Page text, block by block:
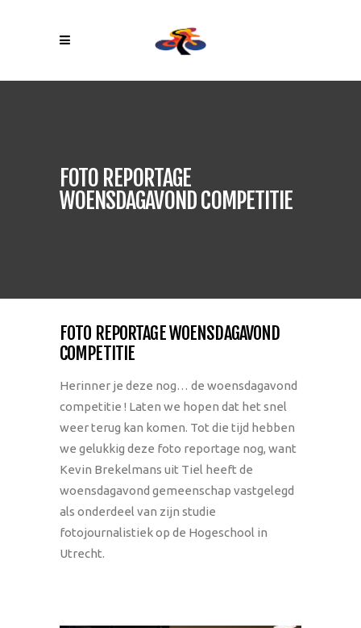
FOTO REPORTAGE
WOENSDAGAVOND COMPETITIE
FOTO REPORTAGE WOENSDAGAVOND
COMPETITIE
Herinner je deze nog… de woensdagavond
competitie ! Laten we hopen dat het snel
weer terug kan komen. Tot die tijd hebben
we gelukkig deze foto reportage nog, want
Kevin Brekelmans uit Tiel heeft de
woensdagavond gemeenschap vastgelegd
als onderdeel van zijn studie
fotojournalistiek op de Hogeschool in
Utrecht.